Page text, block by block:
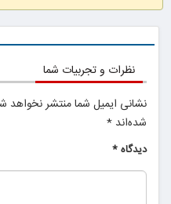
نظرات و تجربیات شما
نشانی ایمیل شما منتشر نخواهد
شده‌اند *
دیدگاه*